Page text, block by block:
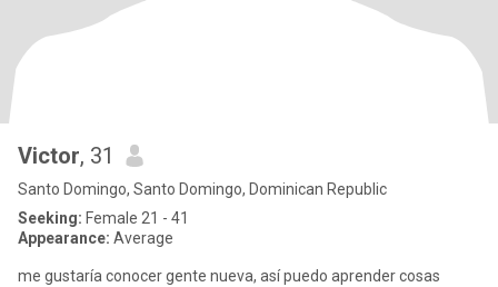
Victor, 31
Santo Domingo, Santo Domingo, Dominican Republic
Seeking: Female 21 - 41
Appearance: Average
me gustaría conocer gente nueva, así puedo aprender cosas